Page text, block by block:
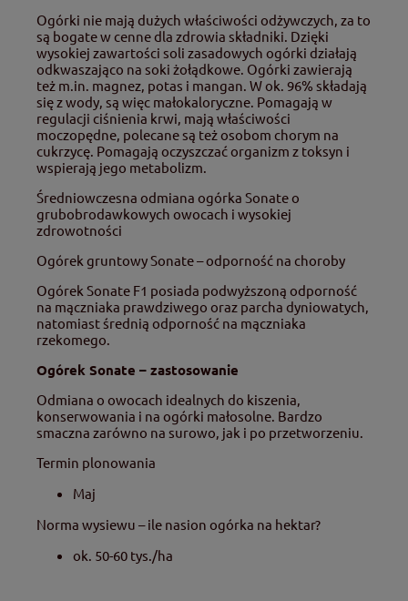
Ogórki nie mają dużych właściwości odżywczych, za to
są bogate w cenne dla zdrowia składniki. Dzięki
wysokiej zawartości soli zasadowych ogórki działają
odkwaszająco na soki żołądkowe. Ogórki zawierają
też m.in. magnez, potas i mangan. W ok. 96% składają
się z wody, są więc małokaloryczne. Pomagają w
regulacji ciśnienia krwi, mają właściwości
moczopędne, polecane są też osobom chorym na
cukrzycę. Pomagają oczyszczać organizm z toksyn i
wspierają jego metabolizm.
Średniowczesna odmiana ogórka Sonate o
grubobrodawkowych owocach i wysokiej
zdrowotności
Ogórek gruntowy Sonate – odporność na choroby
Ogórek Sonate F1 posiada podwyższoną odporność
na mączniaka prawdziwego oraz parcha dyniowatych,
natomiast średnią odporność na mączniaka
rzekomego.
Ogórek Sonate – zastosowanie
Odmiana o owocach idealnych do kiszenia,
konserwowania i na ogórki małosolne. Bardzo
smaczna zarówno na surowo, jak i po przetworzeniu.
Termin plonowania
Maj
Norma wysiewu – ile nasion ogórka na hektar?
ok. 50-60 tys./ha